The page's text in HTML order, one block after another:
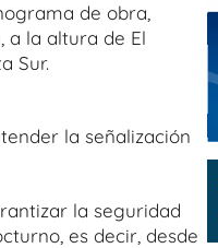
de obra,
a la altura de El
Sur.
la señalización
la seguridad
es decir, desde